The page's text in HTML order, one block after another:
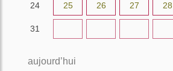
24 25 26 27 28
31
aujourd’hui